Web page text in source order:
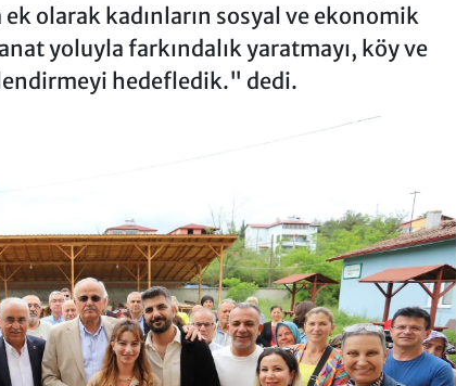
ek olarak kadınların sosyal ve ekonomik
yoluyla farkındalık yaratmayı, köy ve
hedefledik." dedi.